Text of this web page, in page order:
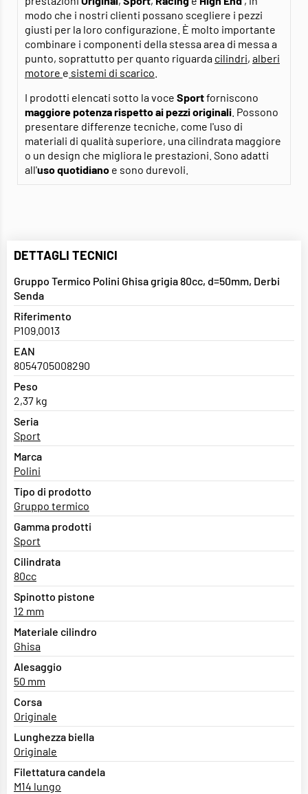
modo che i nostri clienti possano scegliere i pezzi
giusti per la loro configurazione. È molto importante
combinare i componenti della stessa area di messa a
punto, soprattutto per quanto riguarda cilindri, alberi
motore e sistemi di scarico
I prodotti elencati sotto la voce Sportforniscono
maggiore potenza rispetto ai pezzi originali . Possono
presentare differenze tecniche, come l'uso di
materiali di qualità superiore, una cilindrata maggiore
o un design che migliora le prestazioni. Sono adatti
all'uso quotidiano e sono durevoli.
DETTAGLI TECNICI
Gruppo Termico Polini Ghisa grigia 80cc, d=50mm, Derbi
Senda
Riferimento
P109.0013
EAN
8054705008290
Peso
2,37 kg
Seria
Sport
Marca
Polini
Tipo di prodotto
Gruppo termico
Gamma prodotti
Sport
Cilindrata
80cc
Spinotto pistone
12 mm
Materiale cilindro
Ghisa
Alesaggio
50 mm
Corsa
Originale
Lunghezza biella
Originale
Filettatura candela
M14 lungo